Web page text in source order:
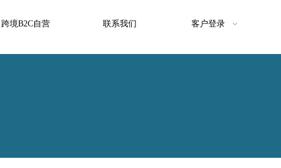
跨境B2C自营 联系我们 客户登录